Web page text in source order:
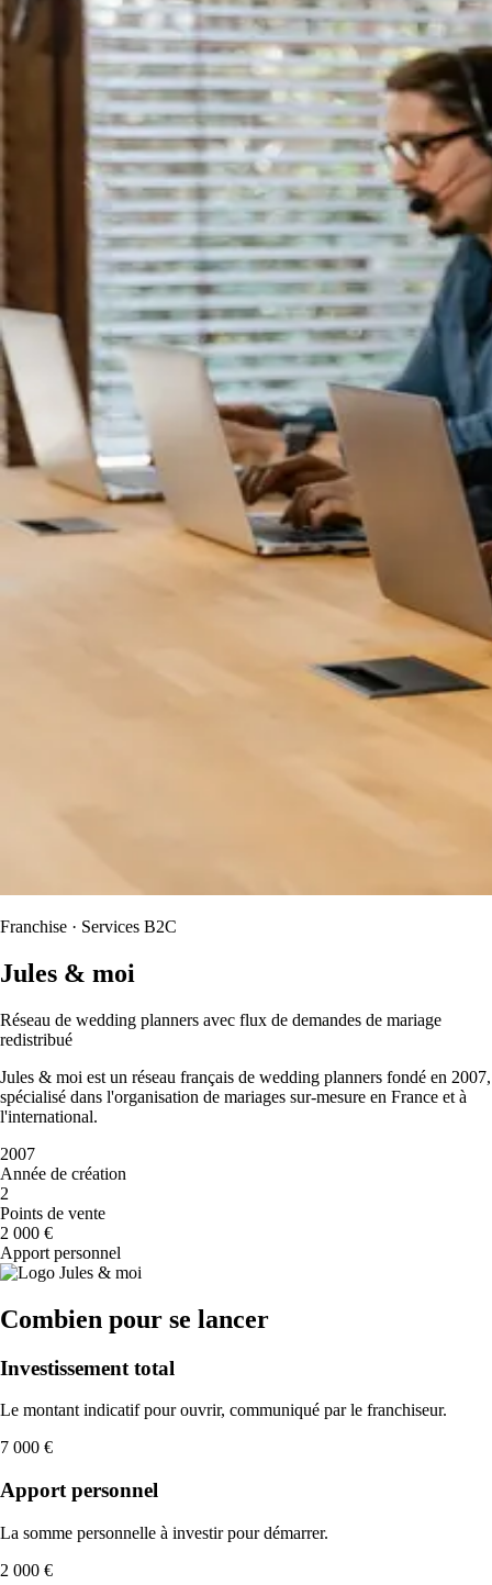
Franchise · Services B2C
Jules & moi
Réseau de wedding planners avec flux de demandes de mariage
redistribué
Jules & moi est un réseau français de wedding planners fondé en 2007,
spécialisé dans l'organisation de mariages sur-mesure en France et à
l'international.
2007
Année de création
2
Points de vente
2 000 €
Apport personnel
Combien pour se lancer
Investissement total
Le montant indicatif pour ouvrir, communiqué par le franchiseur.
7 000 €
Apport personnel
La somme personnelle à investir pour démarrer.
2 000 €